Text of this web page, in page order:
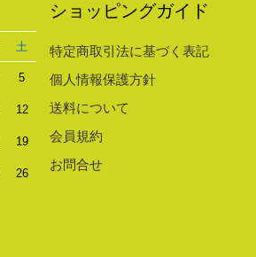
土
5
12
19
26
ショッピングガイド
特定商取引法に基づく表記
個人情報保護方針
送料について
会員規約
お問合せ